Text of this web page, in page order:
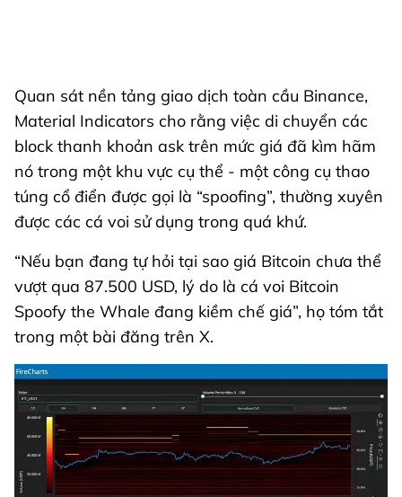
Quan sát nền tảng giao dịch toàn cầu Binance,
Material Indicators cho rằng việc di chuyển các
block thanh khoản ask trên mức giá đã kìm hãm
nó trong một khu vực cụ thể - một công cụ thao
túng cổ điển được gọi là “spoofing”, thường xuyên
được các cá voi sử dụng trong quá khứ.
“Nếu bạn đang tự hỏi tại sao giá Bitcoin chưa thể
vượt qua 87.500 USD, lý do là cá voi Bitcoin
Spoofy the Whale đang kiềm chế giá”, họ tóm tắt
trong một bài đăng trên X.